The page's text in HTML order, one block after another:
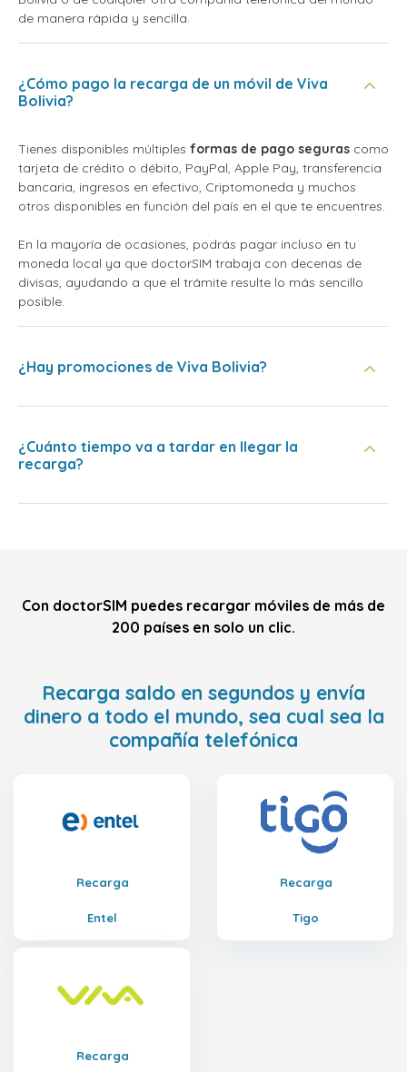
de manera rápida y sencilla.
¿Cómo pago la recarga de un móvil de Viva
Bolivia?
Tienes disponibles múltiples formas de pago seguras como
tarjeta de crédito o débito, PayPal, Apple Pay, transferencia
bancaria, ingresos en efectivo, Criptomoneda y muchos
otros disponibles en función del país en el que te encuentres.
En la mayoría de ocasiones, podrás pagar incluso en tu
moneda local ya que doctorSIM trabaja con decenas de
divisas, ayudando a que el trámite resulte lo más sencillo
posible.
¿Hay promociones de Viva Bolivia?
¿Cuánto tiempo va a tardar en llegar la
recarga?
Con doctorSIM puedes recargar móviles de más de
200 países en solo un clic.
Recarga saldo en segundos y envía
dinero a todo el mundo, sea cual sea la
compañía telefónica
Recarga
Entel
Recarga
Tigo
Recarga